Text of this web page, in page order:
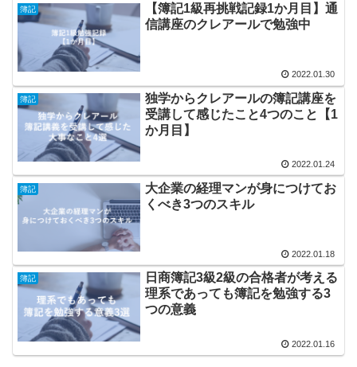
簿記
【簿記1級再挑戦記録1か月目】通
信講座のクレアールで勉強中
2022.01.30
簿記
独学からクレアールの簿記講座を
受講して感じたこと4つのこと【1
か月目】
2022.01.24
簿記
大企業の経理マンが身につけてお
くべき3つのスキル
2022.01.18
簿記
日商簿記3級2級の合格者が考える
理系であっても簿記を勉強する3
つの意義
2022.01.16